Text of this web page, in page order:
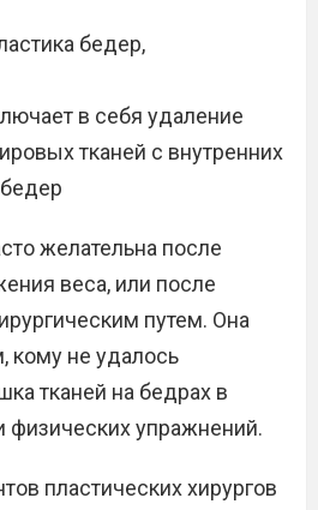
бедер,
в себя удаление
тканей с внутренних
желательна после
веса, или после
путем. Она
кому не удалось
тканей на бедрах в
физических упражнений.
пластических хирургов